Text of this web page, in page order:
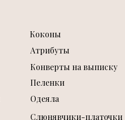
Конверты на выписку
Слюнявчики-платочки
Пеленки
Одеяла
Коконы
Атрибуты